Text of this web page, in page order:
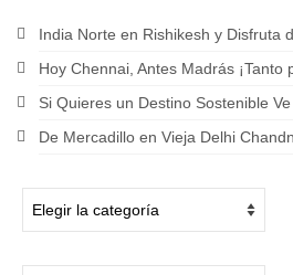
India Norte en Rishikesh y Disfruta
Hoy Chennai, Antes Madrás ¡Tanto
Si Quieres un Destino Sostenible
De Mercadillo en Vieja Delhi